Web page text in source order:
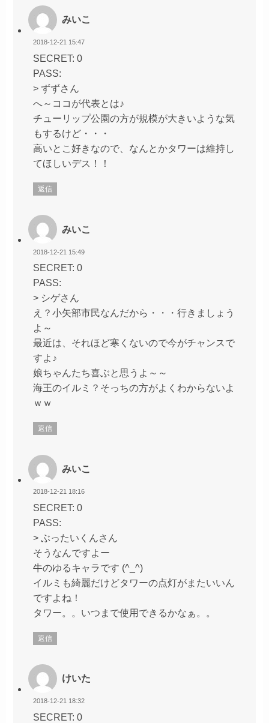
みいこ
2018-12-21 15:47
SECRET: 0
PASS:
> ずずさん
へ～ココが代表とは♪
チューリップ公園の方が規模が大きいような気
もするけど・・・
高いとこ好きなので、なんとかタワーは維持し
てほしいデス！！
返信
みいこ
2018-12-21 15:49
SECRET: 0
PASS:
> シゲさん
え？小矢部市民なんだから・・・行きましょう
よ～
最近は、それほど寒くないので今がチャンスで
すよ♪
娘ちゃんたち喜ぶと思うよ～～
海王のイルミ？そっちの方がよくわからないよ
ｗｗ
返信
みいこ
2018-12-21 18:16
SECRET: 0
PASS:
> ぶったいくんさん
そうなんですよー
牛のゆるキャラです (^_^)
イルミも綺麗だけどタワーの点灯がまたいいん
ですよね！
タワー。。いつまで使用できるかなぁ。。
返信
けいた
2018-12-21 18:32
SECRET: 0